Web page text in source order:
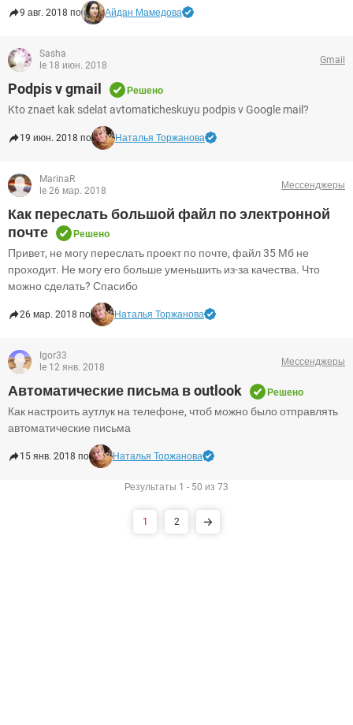
9 авг. 2018 по Айдан Мамедова
Sasha
le 18 июн. 2018
Gmail
Podpis v gmail Решено
Kto znaet kak sdelat avtomaticheskuyu podpis v Google mail?
19 июн. 2018 по Наталья Торжанова
MarinaR
le 26 мар. 2018
Мессенджеры
Как переслать большой файл по электронной
почте
Решено
Привет, не могу переслать проект по почте, файл 35 Мб не
проходит. Не могу его больше уменьшить из-за качества. Что
можно сделать? Спасибо
26 мар. 2018 по Наталья Торжанова
Igor33
le 12 янв. 2018
Мессенджеры
Автоматические письма в outlook Решено
Как настроить аутлук на телефоне, чтоб можно было отправлять
автоматические письма
15 янв. 2018 по Наталья Торжанова
Результаты 1 - 50 из 73
1 2